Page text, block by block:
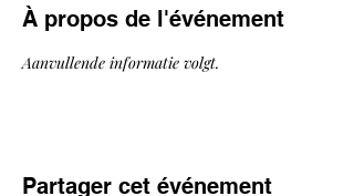
À propos de l'événement
Aanvullende informatie volgt.
Partager cet événement